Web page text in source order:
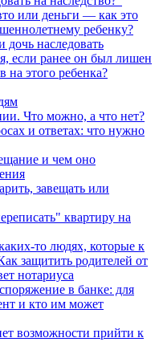
или деньги — как это
ребенку?
наследовать
если ранее он был лишен
на этого ребенка?
Что можно, а что нет?
и ответах: что нужно
и чем оно
завещать или
квартиру на
то людях, которые к
защитить родителей от
нотариуса
в банке: для
и кто им может
возможности прийти к